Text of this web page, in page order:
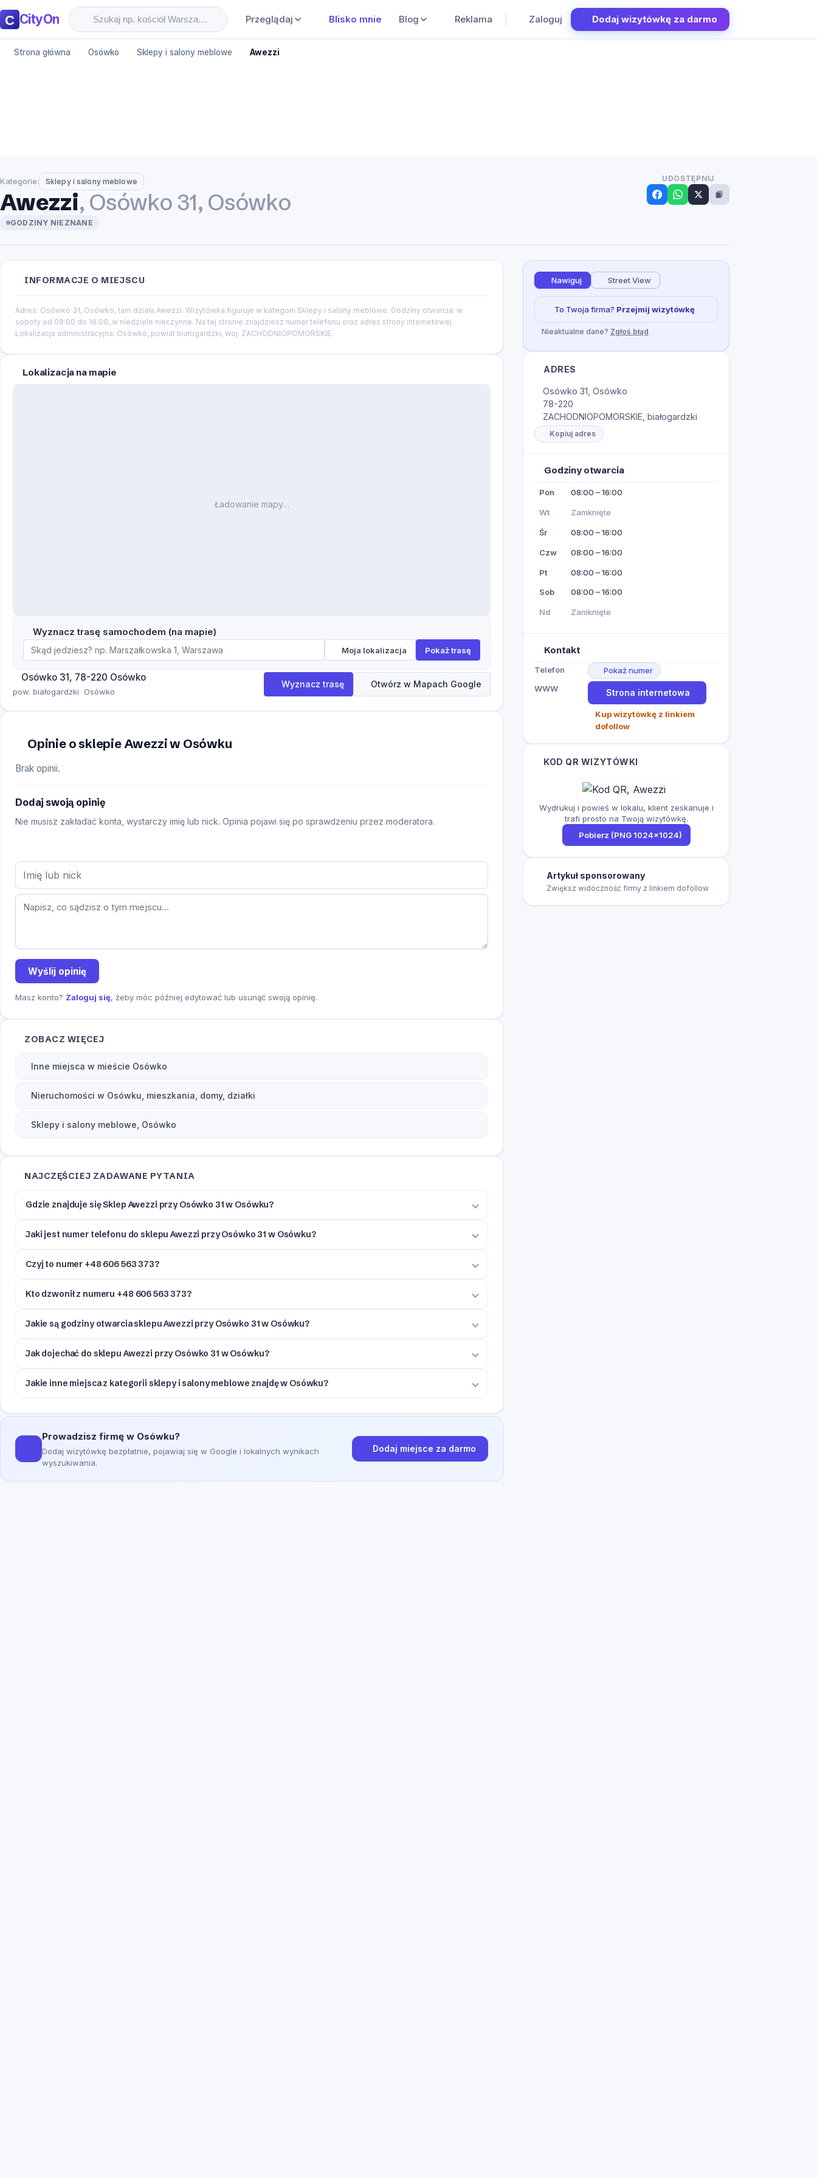
CityOn Przeglądaj Blisko mnie Blog Reklama Zaloguj Dodaj wizytówkę za darmo
Strona główna Osówko Sklepy i salony meblowe Awezzi
Kategorie: Sklepy i salony meblowe
Awezzi, Osówko 31, Osówko
GODZINY NIEZNANE
UDOSTĘPNIJ
Nawiguj Street View
To Twoja firma? Przejmij wizytówkę
Nieaktualne dane? Zgłoś błąd
ADRES
Osówko 31, Osówko
78-220
ZACHODNIOPOMORSKIE, białogardzki
Kopiuj adres
Godziny otwarcia
Pon 08:00 – 16:00
Wt Zamknięte
Śr 08:00 – 16:00
Czw 08:00 – 16:00
Pt 08:00 – 16:00
Sob 08:00 – 16:00
Nd Zamknięte
Kontakt
Telefon
Pokaż numer
WWW
Strona internetowa
Kup wizytówkę z linkiem
dofollow
KOD QR WIZYTÓWKI
Wydrukuj i powieś w lokalu, klient zeskanuje i
trafi prosto na Twoją wizytówkę.
Pobierz (PNG 1024×1024)
Artykuł sponsorowany
Zwiększ widoczność firmy z linkiem dofollow
INFORMACJE O MIEJSCU
Adres: Osówko 31, Osówko, tam działa Awezzi. Wizytówka figuruje w kategorii Sklepy i salony meblowe. Godziny otwarcia: w
soboty od 08:00 do 16:00, w niedziele nieczynne. Na tej stronie znajdziesz numer telefonu oraz adres strony internetowej.
Lokalizacja administracyjna: Osówko, powiat białogardzki, woj. ZACHODNIOPOMORSKIE.
Lokalizacja na mapie
Ładowanie mapy…
Wyznacz trasę samochodem (na mapie)
Moja lokalizacja Pokaż trasę
Osówko 31, 78-220 Osówko
pow. białogardzki Osówko
Wyznacz trasę Otwórz w Mapach Google
Opinie o sklepie Awezzi w Osówku
Brak opinii.
Dodaj swoją opinię
Nie musisz zakładać konta, wystarczy imię lub nick. Opinia pojawi się po sprawdzeniu przez moderatora.
Wyślij opinię
Masz konto? Zaloguj się, żeby móc później edytować lub usunąć swoją opinię.
ZOBACZ WIĘCEJ
Inne miejsca w mieście Osówko
Nieruchomości w Osówku, mieszkania, domy, działki
Sklepy i salony meblowe, Osówko
NAJCZĘŚCIEJ ZADAWANE PYTANIA
Gdzie znajduje się Sklep Awezzi przy Osówko 31 w Osówku?
Jaki jest numer telefonu do sklepu Awezzi przy Osówko 31 w Osówku?
Czyj to numer +48 606 563 373?
Kto dzwonił z numeru +48 606 563 373?
Jakie są godziny otwarcia sklepu Awezzi przy Osówko 31 w Osówku?
Jak dojechać do sklepu Awezzi przy Osówko 31 w Osówku?
Jakie inne miejsca z kategorii sklepy i salony meblowe znajdę w Osówku?
Prowadzisz firmę w Osówku?
Dodaj wizytówkę bezpłatnie, pojawiaj się w Google i lokalnych wynikach
wyszukiwania.
Dodaj miejsce za darmo